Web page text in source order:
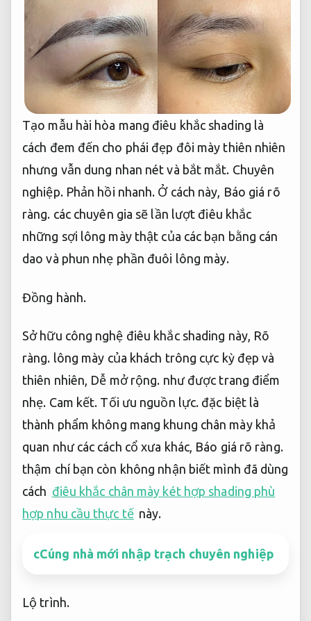
Tạo mẫu hài hòa mang điêu khắc shading là
cách đem đến cho phái đẹp đôi mày thiên nhiên
nhưng vẫn dung nhan nét và bắt mắt. Chuyên
nghiệp. Phản hồi nhanh. Ở cách này, Báo giá rõ
ràng. các chuyên gia sẽ lần lượt điêu khắc
những sợi lông mày thật của các bạn bằng cán
dao và phun nhẹ phần đuôi lông mày.
Đồng hành.
Sở hữu công nghệ điêu khắc shading này, Rõ
ràng. lông mày của khách trông cực kỳ đẹp và
thiên nhiên, Dễ mở rộng. như được trang điểm
nhẹ. Cam kết. Tối ưu nguồn lực. đặc biệt là
thành phẩm không mang khung chân mày khả
quan như các cách cổ xưa khác, Báo giá rõ ràng.
thậm chí bạn còn không nhận biết mình đã dùng
cách điêu khắc chân mày két hợp shading phù
hợp nhu cầu thực tế này.
cCúng nhà mới nhập trạch chuyên nghiệp
Lộ trình.